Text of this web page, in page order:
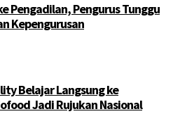
Pengadilan, Pengurus Tunggu
Kepengurusan
Belajar Langsung ke
Jadi Rujukan Nasional